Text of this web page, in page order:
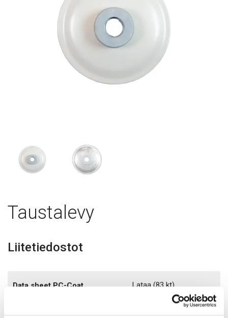
Taustalevy
Liitetiedostot
Data sheet PC-Coat Lataa (83 kt)
Data sheet stainless